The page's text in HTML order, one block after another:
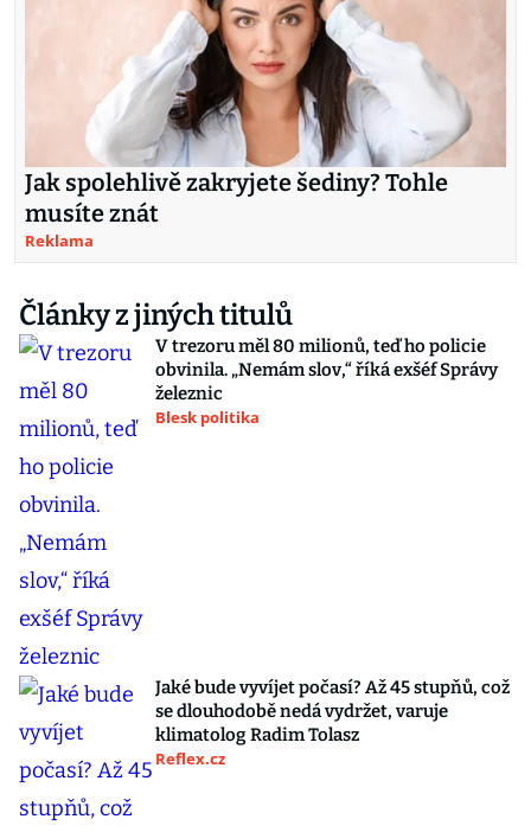
Jak spolehlivě zakryjete šediny? Tohle
musíte znát
Reklama
Články z jiných titulů
V trezoru měl 80 milionů, teď ho policie
obvinila. „Nemám slov,“ říká exšéf Správy
železnic
Blesk politika
Jaké bude vyvíjet počasí? Až 45 stupňů, což
se dlouhodobě nedá vydržet, varuje
klimatolog Radim Tolasz
Reflex.cz